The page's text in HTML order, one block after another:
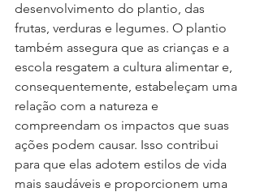
desenvolvimento do plantio, das
frutas, verduras e legumes. O plantio
também assegura que as crianças e a
escola resgatem a cultura alimentar e,
consequentemente, estabeleçam uma
relação com a natureza e
compreendam os impactos que suas
ações podem causar. Isso contribui
para que elas adotem estilos de vida
mais saudáveis e proporcionem uma